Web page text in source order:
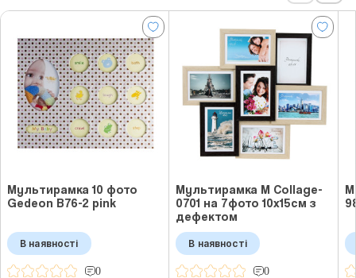
Мультирамка 10 фото
Gedeon B76-2 pink
В наявності
0
Мультирамка M Collage-
0701 на 7фото 10x15см з
дефектом
В наявності
0